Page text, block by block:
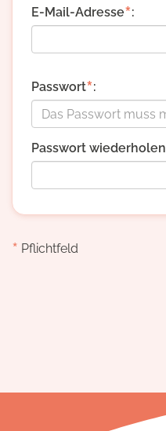
E-Mail-Adresse*:
Passwort*:
Passwort wiederholen
* Pflichtfeld